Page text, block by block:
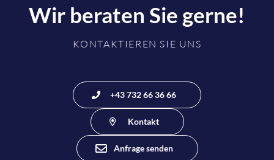
Wir beraten Sie gerne!
KONTAKTIEREN SIE UNS
+43 732 66 36 66
Kontakt
Anfrage senden